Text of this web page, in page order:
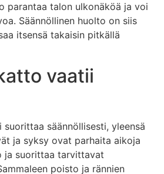
parantaa talon ulkonäköä ja voi
Säännöllinen huolto on siis
itsensä takaisin pitkällä
vaatii
säännöllisesti, yleensä
ja syksy ovat parhaita aikoja
ja suorittaa tarvittavat
poisto ja rännien